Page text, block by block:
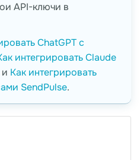
API-ключи в
ChatGPT с
интегрировать Claude
и Как интегрировать
SendPulse.